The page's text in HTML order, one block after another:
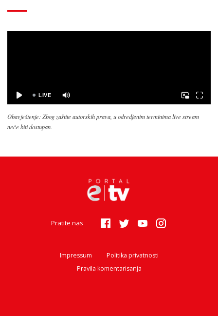
Obavještenje: Zbog zaštite autorskih prava, u odredjenim terminima live stream
neće biti dostupan.
Pratite nas
Impressum
Politika privatnosti
Pravila komentarisanja